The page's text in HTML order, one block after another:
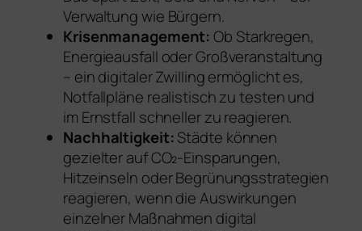
Verwaltung wie Bürgern.
Krisenmanagement:Ob Starkregen,
Energieausfall oder Großveranstaltung
– ein digitaler Zwilling ermöglicht es,
Notfallpläne realistisch zu testen und
im Ernstfall schneller zu reagieren.
Nachhaltigkeit:Städte können
gezielter auf CO₂-Einsparungen,
Hitzeinseln oder Begrünungsstrategien
reagieren, wenn die Auswirkungen
einzelner Maßnahmen digital